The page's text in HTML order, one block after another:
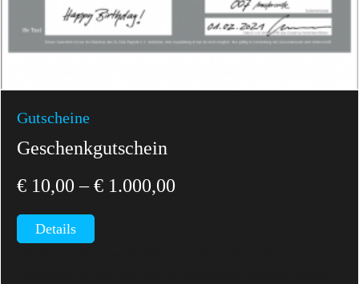
Gutscheine
Geschenkgutschein
€ 10,00 –€ 1.000,00
Details